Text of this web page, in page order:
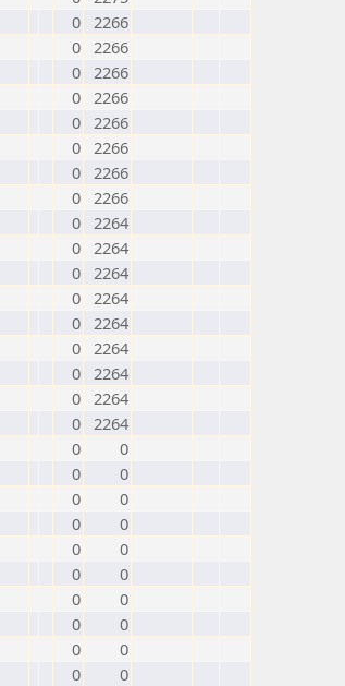
0 2266
0 2266
0 2266
0 2266
0 2266
0 2266
0 2266
0 2266
0 2264
0 2264
0 2264
0 2264
0 2264
0 2264
0 2264
0 2264
0 2264
0
0
0
0
0
0
0
0
0
0
0
0
0
0
0
0
0
0
0 0